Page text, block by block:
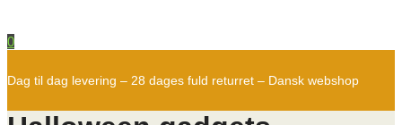
0
Dag til dag levering – 28 dages fuld returret – Dansk webshop